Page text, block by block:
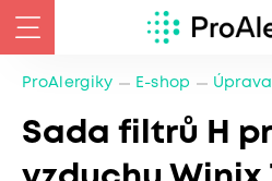
ProAlergiky E-shop
Sada filtrů H